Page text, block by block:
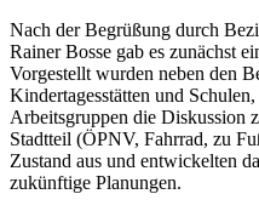
Nach der Begrüßung durch
Rainer Bosse gab es zunächst
Vorgestellt wurden neben den
Kindertagesstätten und
Arbeitsgruppen die Diskussion
Stadtteil (ÖPNV, Fahrrad, zu
Zustand aus und entwickelten
zukünftige Planungen.